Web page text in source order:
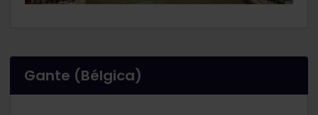
Gante (Bélgica)